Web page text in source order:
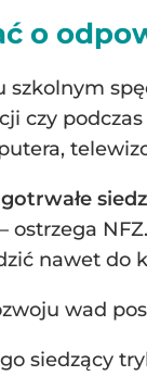
o
szkolnym
czy
ostrzega
nawet do
wad
siedzący